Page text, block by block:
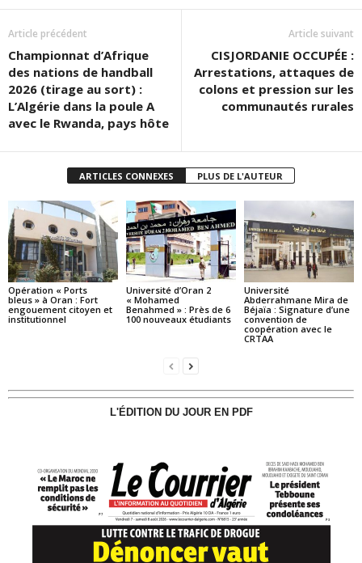
Article précédent
Championnat d’Afrique
des nations de handball
2026 (tirage au sort) :
L’Algérie dans la poule A
avec le Rwanda, pays hôte
Article suivant
CISJORDANIE OCCUPÉE :
Arrestations, attaques de
colons et pression sur les
communautés rurales
ARTICLES CONNEXES PLUS DE L'AUTEUR
Opération « Ports
bleus » à Oran : Fort
engouement citoyen et
institutionnel
Université d’Oran 2
« Mohamed
Benahmed » : Près de 6
100 nouveaux étudiants
Université
Abderrahmane Mira de
Béjaïa : Signature d’une
convention de
coopération avec le
CRTAA
L'ÉDITION DU JOUR EN PDF